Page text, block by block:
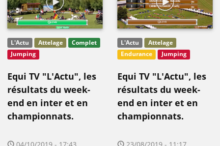
L'Actu Attelage
Complet
Jumping
Equi TV "L'Actu", les
résultats du week-
end en inter et en
championnats.
04/10/2019 - 17:43
L'Actu
Attelage
Endurance
Jumping
Equi TV "L'Actu", les
résultats du week-
end en inter et en
championnats.
23/08/2019 - 11:17